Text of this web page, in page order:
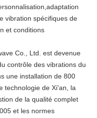
vibration spécifiques de
et conditions
Co., Ltd. est devenue
contrôle des vibrations du
une installation de 800
technologie de Xi'an, la
de la qualité complet
et les normes